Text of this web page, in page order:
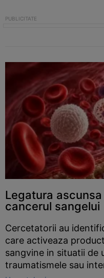
Legatura
cancerul sangelui
Cercetatorii au
care activeaza
sangvine in situatii de
traumatismele sau